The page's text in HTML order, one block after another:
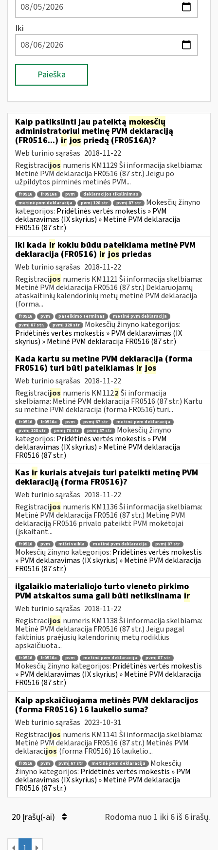
Iki
Paieška
Kaip patikslinti jau pateiktą mokesčių
administratoriui metinę PVM deklaraciją
(FR0516...) ir jos priedą (FR0516A)?
Web turinio sąrašas 2018-11-22
Registracijos numeris KM1129 Ši informacija skelbiama:
Metinė PVM deklaracija FR0516 (87 str.) Jeigu po
užpildytos pirminės metinės PVM...
fr0516 fr0516a pvm
deklaracijos tikslinimas
metinė pvm deklaracija
pvmį 128 str pvmį 87 str
Mokesčių žinyno
kategorijos: Pridėtinės vertės mokestis » PVM
deklaravimas (IX skyrius) » Metinė PVM deklaracija
FR0516 (87 str.)
Iki kada ir kokiu būdu pateikiama metinė PVM
deklaracija (FR0516) ir jos priedas
Web turinio sąrašas 2018-11-22
Registracijos numeris KM1121 Ši informacija skelbiama:
Metinė PVM deklaracija FR0516 (87 str.) Deklaruojamų
ataskaitinių kalendorinių metų metinė PVM deklaracija
(forma...
fr0516 pvm pateikimo terminas
metinė pvm deklaracija
pvmį 87 str.
pvmį 128 str
Mokesčių žinyno kategorijos:
Pridėtinės vertės mokestis » PVM deklaravimas (IX
skyrius) » Metinė PVM deklaracija FR0516 (87 str.)
Kada kartu su metine PVM deklaracija (forma
FR0516) turi būti pateikiamas ir jos
Web turinio sąrašas 2018-11-22
Registracijos numeris KM1122 Ši informacija
skelbiama: Metinė PVM deklaracija FR0516 (87 str.) Kartu
su metine PVM deklaracija (forma FR0516) turi...
fr0516 fr0516a pvm pvmį 67 str
metinė pvm deklaracija
pvmį 128 str
pvmį 70 str pvmį 87 str
Mokesčių žinyno
kategorijos: Pridėtinės vertės mokestis » PVM
deklaravimas (IX skyrius) » Metinė PVM deklaracija
FR0516 (87 str.)
Kas ir kuriais atvejais turi pateikti metinę PVM
deklaraciją (forma FR0516)?
Web turinio sąrašas 2018-11-22
Registracijos numeris KM1136 Ši informacija skelbiama:
Metinė PVM deklaracija FR0516 (87 str.) Metinę PVM
deklaraciją FR0516 privalo pateikti: PVM mokėtojai
(įskaitant...
fr0516 pvm mišri veikla metinė pvm deklaracija pvmį 87 str
Mokesčių žinyno kategorijos: Pridėtinės vertės mokestis
» PVM deklaravimas (IX skyrius) » Metinė PVM deklaracija
FR0516 (87 str.)
ilgalaikio materialiojo turto vieneto pirkimo
PVM atskaitos suma gali būti netikslinama ir
Web turinio sąrašas 2018-11-22
Registracijos numeris KM1138 Ši informacija skelbiama:
Metinė PVM deklaracija FR0516 (87 str.) Jeigu pagal
faktinius praėjusių kalendorinių metų rodiklius
apskaičiuota...
fr0516 fr0516a pvm metinė pvm deklaracija pvmį 87 str
Mokesčių žinyno kategorijos: Pridėtinės vertės mokestis
» PVM deklaravimas (IX skyrius) » Metinė PVM deklaracija
FR0516 (87 str.)
Kaip apskaičiuojama metinės PVM deklaracijos
(forma FR0516) 16 laukelio suma?
Web turinio sąrašas 2023-10-31
Registracijos numeris KM1141 Ši informacija skelbiama:
Metinė PVM deklaracija FR0516 (87 str.) Metinės PVM
deklaracijos (forma FR0516) 16 laukelio...
fr0516 pvm pvmį 67 str metinė pvm deklaracija
Mokesčių
žinyno kategorijos: Pridėtinės vertės mokestis » PVM
deklaravimas (IX skyrius) » Metinė PVM deklaracija
FR0516 (87 str.)
20 Įrašų(-ai) Rodoma nuo 1 iki 6 iš 6 irašų.